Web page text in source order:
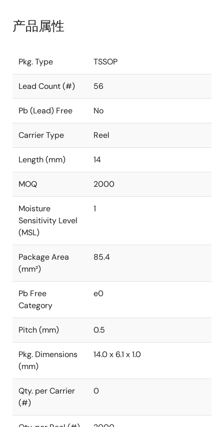
产品属性
Pkg. Type TSSOP
Lead Count (#) 56
Pb (Lead) Free No
Carrier Type Reel
Length (mm) 14
MOQ 2000
Moisture
Sensitivity Level
(MSL)
1
Package Area
(mm²)
85.4
Pb Free
Category
e0
Pitch (mm) 0.5
Pkg. Dimensions
(mm)
14.0 x 6.1 x 1.0
Qty. per Carrier
(#)
0